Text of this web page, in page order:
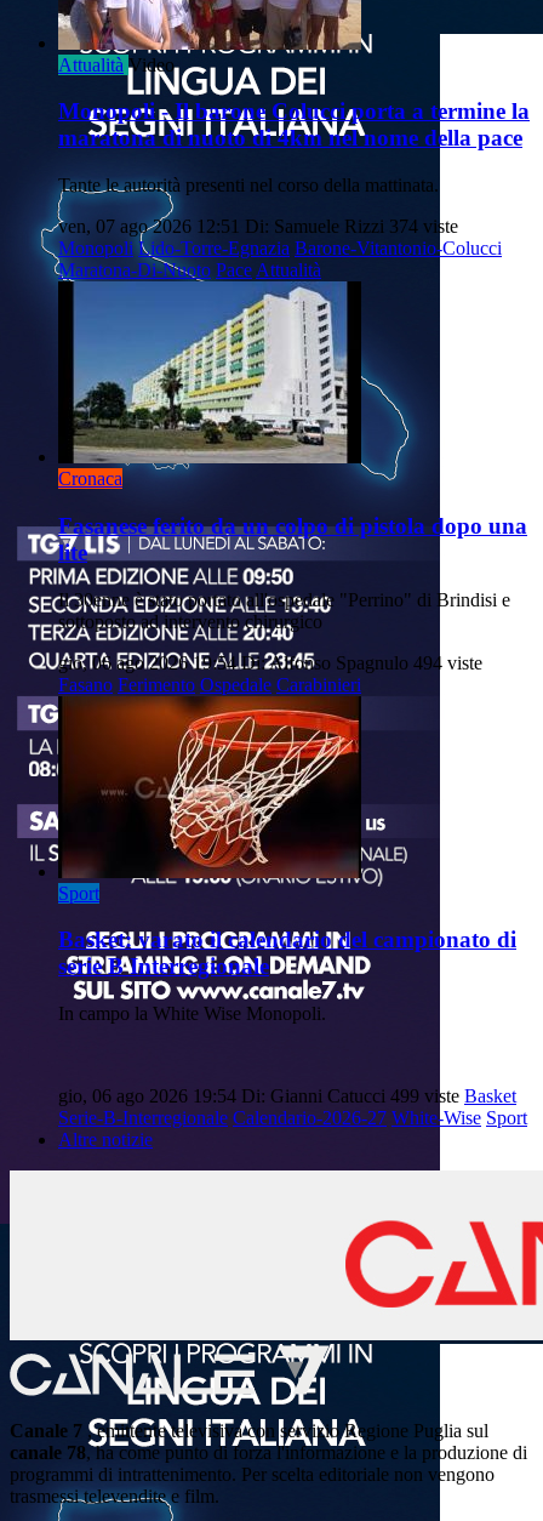
Attualità Video
Monopoli - Il barone Colucci porta a termine la
maratona di nuoto di 4km nel nome della pace
Tante le autorità presenti nel corso della mattinata.
ven, 07 ago 2026 12:51 Di: Samuele Rizzi 374 viste
Monopoli Lido-Torre-Egnazia Barone-Vitantonio-Colucci
Maratona-Di-Nuoto Pace Attualità
Cronaca
Fasanese ferito da un colpo di pistola dopo una
lite
Il 30enne è stato portato all'ospedale "Perrino" di Brindisi e
sottoposto ad intervento chirurgico
gio, 06 ago 2026 19:54 Di: Alfonso Spagnulo 494 viste
Fasano Ferimento Ospedale Carabinieri
Sport
Basket: varato il calendario del campionato di
serie B Interregionale
In campo la White Wise Monopoli.
gio, 06 ago 2026 19:54 Di: Gianni Catucci 499 viste Basket
Serie-B-Interregionale Calendario-2026-27 White-Wise Sport
Altre notizie
Canale 7 , emittente televisiva con servizio Regione Puglia sul
canale 78, ha come punto di forza l'informazione e la produzione di
programmi di intrattenimento. Per scelta editoriale non vengono
trasmessi televendite e film.